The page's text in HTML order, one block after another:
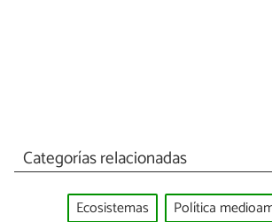
Categorías relacionadas
Ecosistemas
Política